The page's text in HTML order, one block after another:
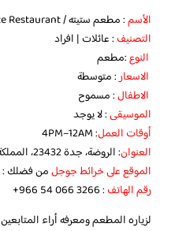
الأسم: مطعم ستيته / State Restaurant
التصنيف: عائلات | افراد
النوع:مطعم
الاسعار: متوسطة
الاطفال: مسموح
الموسيقى: لا يوجد
أوقات العمل: 4PM–12AM
العنوان: الروضة، جدة 23432، المملكة العربية السعودية
الموقع على خرائط جوجلمن فضلك :
رقم الهاتف:‏ ‪‏‪‏‪+966 54 066 3266‬‏
لزياره المطعم ومعرفه أراء المتابعين